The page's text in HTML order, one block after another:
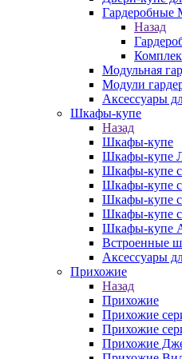
Назад
Модульная
Модули
Аксессуары
Шкафы-купе
Назад
Шкафы-купе
Шкафы-купе
Шкафы-купе
Шкафы-купе
Шкафы-купе с
Шкафы-купе
Шкафы-купе
Встроенные
Аксессуары
Прихожие
Назад
Прихожие
Прихожие
Прихожие
Прихожие